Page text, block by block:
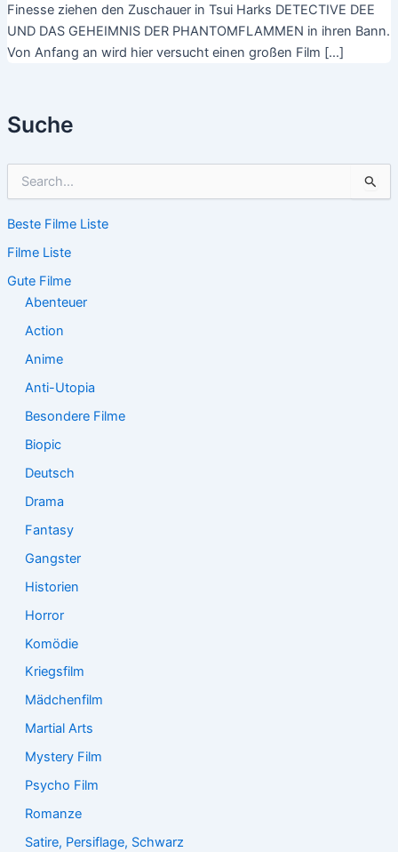
Suche
h
n
n
Beste Filme Liste
Filme Liste
Gute Filme
Abenteuer
Action
Anime
Anti-Utopia
Besondere Filme
Biopic
Deutsch
Drama
Fantasy
Gangster
Historien
Horror
Komödie
Kriegsfilm
Mädchenfilm
Martial Arts
Mystery Film
Psycho Film
Romanze
Satire, Persiflage, Schwarz
Finesse ziehen den Zuschauer in Tsui Harks DETECTIVE DEE
UND DAS GEHEIMNIS DER PHANTOMFLAMMEN in ihren Bann.
Von Anfang an wird hier versucht einen großen Film […]